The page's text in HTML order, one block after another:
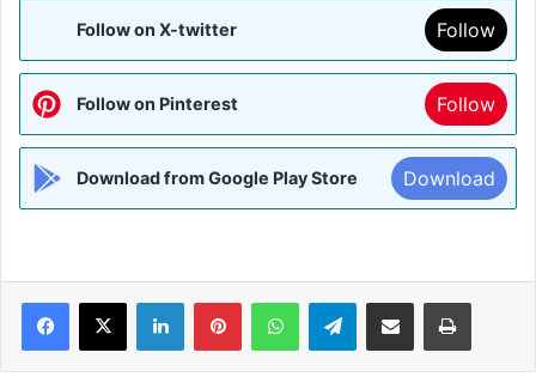
Follow on X-twitter Follow
Follow on Pinterest Follow
Download from Google Play Store Download
Facebook
X LinkedInPinterestWhatsAppTelegramShare via Email Print